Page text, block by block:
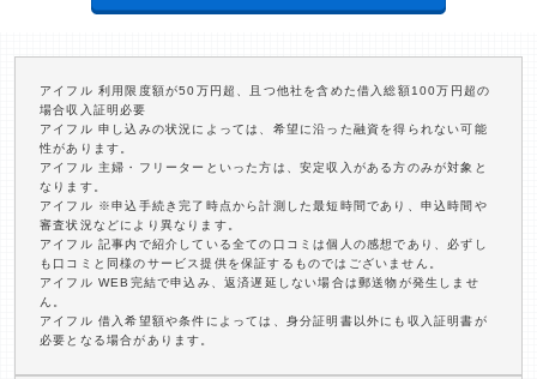
アイフル 利用限度額が50万円超、且つ他社を含めた借入総額100万円超の
場合収入証明必要
アイフル 申し込みの状況によっては、希望に沿った融資を得られない可能
性があります。
アイフル 主婦・フリーターといった方は、安定収入がある方のみが対象と
なります。
アイフル ※申込手続き完了時点から計測した最短時間であり、申込時間や
審査状況などにより異なります。
アイフル 記事内で紹介している全ての口コミは個人の感想であり、必ずし
も口コミと同様のサービス提供を保証するものではございません。
アイフル WEB完結で申込み、返済遅延しない場合は郵送物が発生しませ
ん。
アイフル 借入希望額や条件によっては、身分証明書以外にも収入証明書が
必要となる場合があります。